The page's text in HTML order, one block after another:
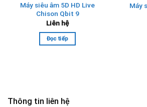
Máy siêu âm 5D HD Live
Chison Qbit 9
Liên hệ
Đọc tiếp
Máy
Thông tin liên hệ